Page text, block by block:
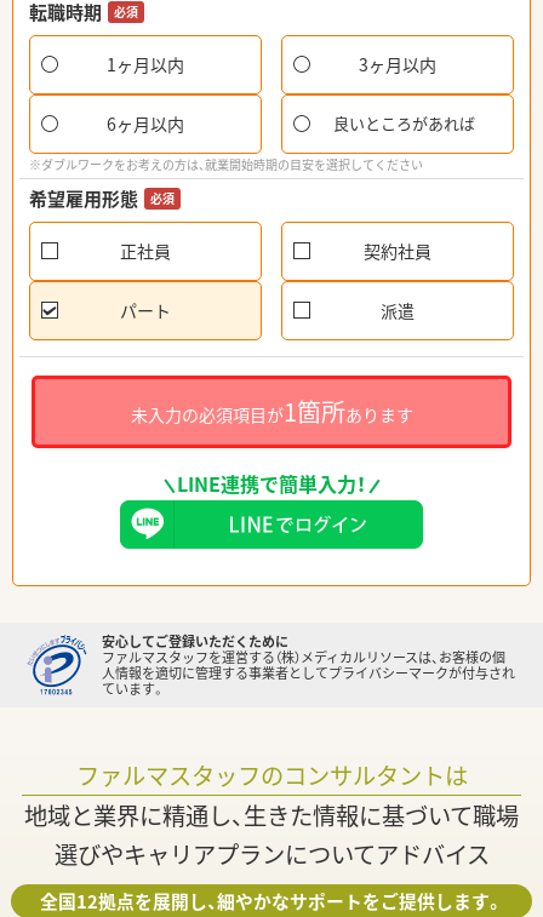
転職時期 必須
1ヶ月以内 3ヶ月以内
6ヶ月以内 良いところがあれば
※ダブルワークをお考えの方は、就業開始時期の目安を選択してください
希望雇用形態 必須
正社員 契約社員
パート 派遣
未入力の必須項目が1箇所あります
LINE連携で簡単入力！
安心してご登録いただくために
ファルマスタッフを運営する（株）メディカルリソースは、お客様の個
人情報を適切に管理する事業者としてプライバシーマークが付与され
ています。
ファルマスタッフのコンサルタントは
地域と業界に精通し、生きた情報に基づいて職場
選びやキャリアプランについてアドバイス
全国12拠点を展開し、細やかなサポートをご提供します。